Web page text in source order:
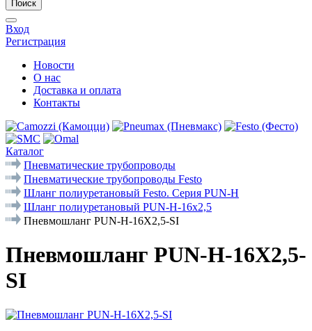
Поиск
Вход
Регистрация
Новости
О нас
Доставка и оплата
Контакты
Каталог
Пневматические трубопроводы
Пневматические трубопроводы Festo
Шланг полиуретановый Festo. Серия PUN-Н
Шланг полиуретановый PUN-H-16x2,5
Пневмошланг PUN-H-16X2,5-SI
Пневмошланг PUN-H-16X2,5-
SI